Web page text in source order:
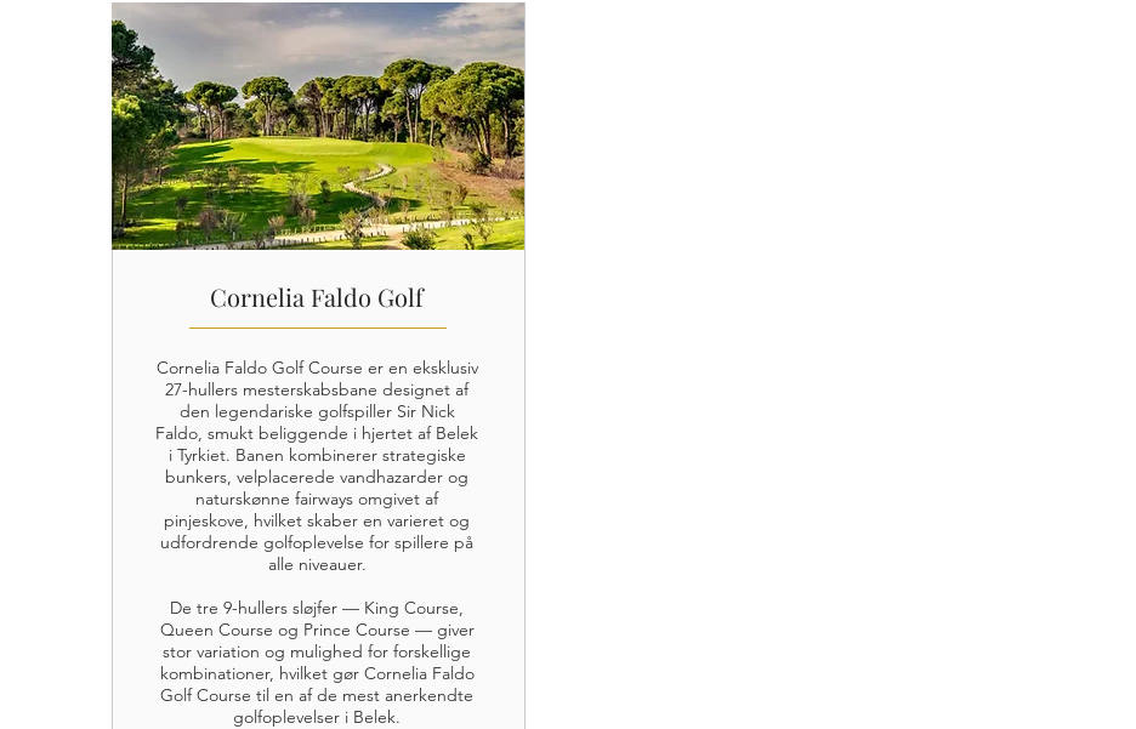
Cornelia Faldo Golf
Cornelia Faldo Golf Course er en eksklusiv
27-hullers mesterskabsbane designet af
den legendariske golfspiller Sir Nick
Faldo, smukt beliggende i hjertet af Belek
i Tyrkiet. Banen kombinerer strategiske
bunkers, velplacerede vandhazarder og
naturskønne fairways omgivet af
pinjeskove, hvilket skaber en varieret og
udfordrende golfoplevelse for spillere på
alle niveauer.
De tre 9-hullers sløjfer — King Course,
Queen Course og Prince Course — giver
stor variation og mulighed for forskellige
kombinationer, hvilket gør Cornelia Faldo
Golf Course til en af de mest anerkendte
golfoplevelser i Belek.